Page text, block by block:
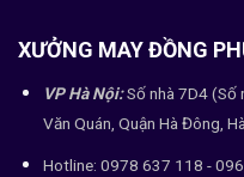
XƯỞNG MAY ĐỒNG
VP Hà Nội:Số nhà 7D4 (Số
Văn Quán, Quận Hà Đông,
Hotline: 0978 637 118 -